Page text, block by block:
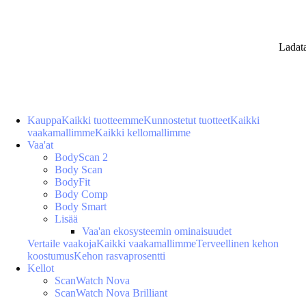
KauppaKaikki tuotteemmeKunnostetut tuotteetKaikki
vaakamallimmeKaikki kellomallimme
Vaa'at
BodyScan 2
Body Scan
BodyFit
Body Comp
Body Smart
Lisää
Vaa'an ekosysteemin ominaisuudet
Vertaile vaakojaKaikki vaakamallimmeTerveellinen kehon
koostumusKehon rasvaprosentti
Kellot
ScanWatch Nova
ScanWatch Nova Brilliant